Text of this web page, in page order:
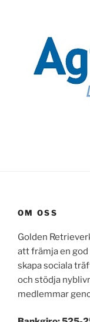
OM OSS
Golden
att främja en
skapa sociala
och stödja
medlemmar